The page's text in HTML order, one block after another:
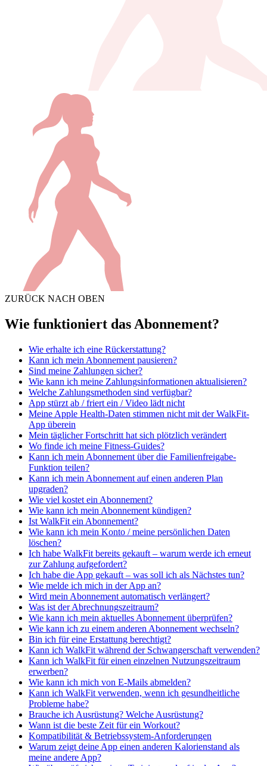
ZURÜCK NACH OBEN
Wie funktioniert das Abonnement?
Wie erhalte ich eine Rückerstattung?
Kann ich mein Abonnement pausieren?
Sind meine Zahlungen sicher?
Wie kann ich meine Zahlungsinformationen aktualisieren?
Welche Zahlungsmethoden sind verfügbar?
App stürzt ab / friert ein / Video lädt nicht
Meine Apple Health-Daten stimmen nicht mit der WalkFit-
App überein
Mein täglicher Fortschritt hat sich plötzlich verändert
Wo finde ich meine Fitness-Guides?
Kann ich mein Abonnement über die Familienfreigabe-
Funktion teilen?
Kann ich mein Abonnement auf einen anderen Plan
upgraden?
Wie viel kostet ein Abonnement?
Wie kann ich mein Abonnement kündigen?
Ist WalkFit ein Abonnement?
Wie kann ich mein Konto / meine persönlichen Daten
löschen?
Ich habe WalkFit bereits gekauft – warum werde ich erneut
zur Zahlung aufgefordert?
Ich habe die App gekauft – was soll ich als Nächstes tun?
Wie melde ich mich in der App an?
Wird mein Abonnement automatisch verlängert?
Was ist der Abrechnungszeitraum?
Wie kann ich mein aktuelles Abonnement überprüfen?
Wie kann ich zu einem anderen Abonnement wechseln?
Bin ich für eine Erstattung berechtigt?
Kann ich WalkFit während der Schwangerschaft verwenden?
Kann ich WalkFit für einen einzelnen Nutzungszeitraum
erwerben?
Wie kann ich mich von E-Mails abmelden?
Kann ich WalkFit verwenden, wenn ich gesundheitliche
Probleme habe?
Brauche ich Ausrüstung? Welche Ausrüstung?
Wann ist die beste Zeit für ein Workout?
Kompatibilität & Betriebssystem-Anforderungen
Warum zeigt deine App einen anderen Kalorienstand als
meine andere App?